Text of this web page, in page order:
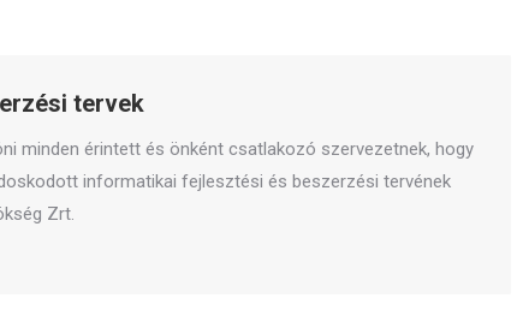
tervek
minden érintett és önként csatlakozó szervezetnek, hogy
informatikai fejlesztési és beszerzési tervének
Zrt.